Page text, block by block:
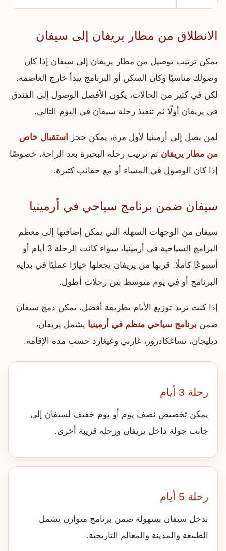
الانطلاق من مطار يريفان إلى سيفان
يمكن ترتيب توصيل من مطار يريفان إلى سيفان إذا كان
وصولك مناسبًا وكان السكن أو البرنامج يبدأ خارج العاصمة.
لكن في كثير من الحالات، يكون الأفضل الوصول إلى الفندق
في يريفان أولًا ثم تنفيذ رحلة سيفان في اليوم التالي.
لمن يصل إلى أرمينيا لأول مرة، يمكن حجز
استقبال خاص
من مطار يريفان ثم ترتيب رحلة البحيرة بعد الراحة، خصوصًا
إذا كان الوصول في المساء أو مع حقائب كثيرة.
سيفان ضمن برنامج سياحي في أرمينيا
سيفان من الوجهات السهلة التي يمكن إضافتها إلى معظم
البرامج السياحية في أرمينيا، سواء كانت الرحلة 3 أيام أو
أسبوعًا كاملًا. قربها من يريفان يجعلها خيارًا عمليًا في بداية
البرنامج أو في يوم متوسط بين رحلات أطول.
إذا كنت تريد توزيع الأيام بطريقة أفضل، يمكن دمج سيفان
ضمن برنامج سياحي منظم في أرمينيا يشمل يريفان،
ديليجان، تساغكادزور، غارني وغيغارد حسب مدة الإقامة.
رحلة 3 أيام
يمكن تخصيص نصف يوم أو يوم خفيف لسيفان إلى
جانب جولة داخل يريفان ورحلة قريبة أخرى.
رحلة 5 أيام
تدخل سيفان بسهولة ضمن برنامج متوازن يشمل
الطبيعة والمدينة والمعالم التاريخية.